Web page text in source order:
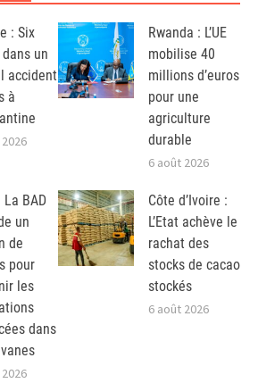
: Six
un
accident
à
Rwanda : L’UE
mobilise 40
millions d’euros
pour une
agriculture
durable
6 août 2026
La BAD
un
de
pour
les
dans
Côte d’Ivoire :
L’Etat achève le
rachat des
stocks de cacao
stockés
6 août 2026